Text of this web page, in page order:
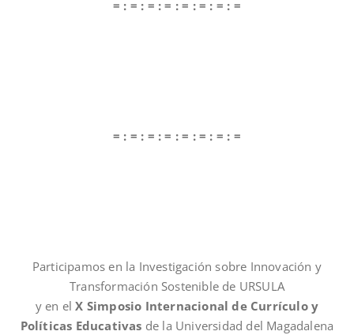
= : = : = : = : = : = : = : =
= : = : = : = : = : = : = : =
Participamos en la Investigación sobre Innovación y
Transformación Sostenible de URSULA
y en elX Simposio Internacional de Currículo y
Políticas Educativas de la Universidad del Magadalena